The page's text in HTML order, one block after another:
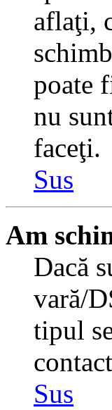
aflaţi,
poate
nu
faceţi.
Sus
Am
Dacă
vară/
tipul
Sus